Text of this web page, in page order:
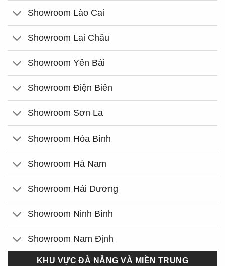
Showroom Lào Cai
Showroom Lai Châu
Showroom Yên Bái
Showroom Điện Biên
Showroom Sơn La
Showroom Hòa Bình
Showroom Hà Nam
Showroom Hải Dương
Showroom Ninh Bình
Showroom Nam Định
KHU VỰC ĐÀ NẴNG VÀ MIỀN TRUNG